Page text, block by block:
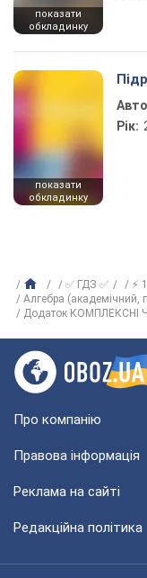
показати
обкладинку
показати
обкладинку
Рік:
✅ ГДЗ ✅ ⚡
Алгебра (академічний,
Додаток КОМПЛЕКСНІ
Про компанію
Правова інформація
Реклама на сайті
Редакційна політика